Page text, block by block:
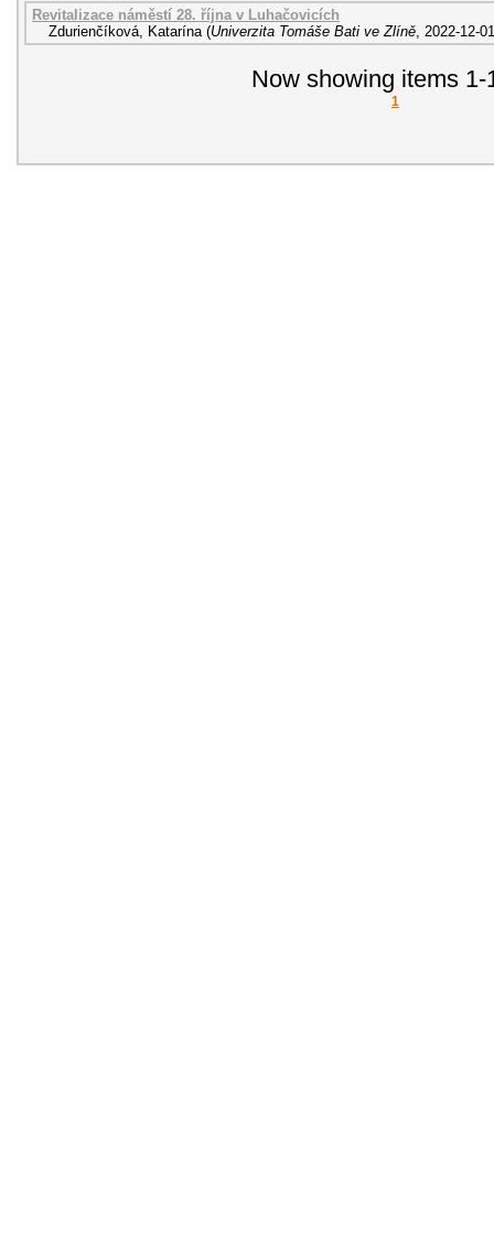
Revitalizace náměstí 28. října v Luhačovicích
Zdurienčíková, Katarína (Univerzita Tomáše Bati ve Zlíně, 2022-12-01
Now showing items 1-
1